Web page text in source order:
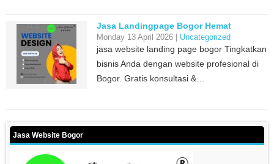
Jasa Landingpage Bogor Hemat
Monday 13 April 2026 | Uncategorized
jasa website landing page bogor Tingkatkan
bisnis Anda dengan website profesional di
Bogor. Gratis konsultasi &…
Jasa Website Bogor